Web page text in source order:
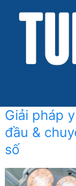
Giải pháp
đầu &
số